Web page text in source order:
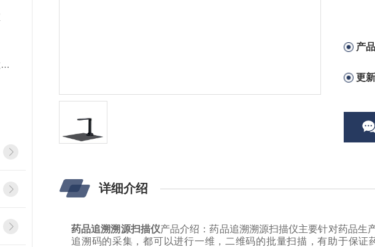
贝克曼库尔特电阻法颗粒计数器
一维，
产
更
详细介绍
药品追溯溯源扫描仪产品介绍：药品追溯溯源扫描仪主要针对药品生
追溯码的采集，都可以进行一维，二维码的批量扫描，有助于保